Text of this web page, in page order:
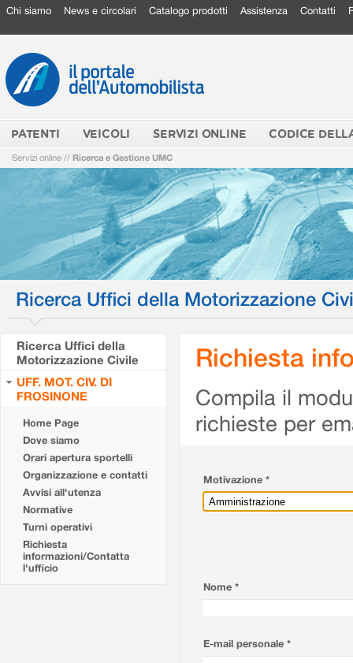
Chi siamo News e circolari Catalogo prodotti Assistenza Contatti
PATENTI VEICOLI SERVIZI ONLINE CODICE
Servizi online // Ricerca e Gestione UMC
Ricerca Uffici della Motorizzazione
Ricerca Uffici della
Motorizzazione Civile
UFF. MOT. CIV. DI
FROSINONE
Home Page
Dove siamo
Orari apertura sportelli
Organizzazione e contatti
Avvisi all'utenza
Normative
Turni operativi
Richiesta
informazioni/Contatta
l'ufficio
Richiesta
Compila il
richieste per
Motivazione *
Nome *
E-mail personale *